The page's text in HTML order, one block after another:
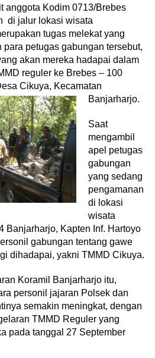
anggota Kodim 0713/Brebes
di jalur lokasi wisata
tugas melekat yang
petugas gabungan tersebut,
akan mereka hadapai dalam
reguler ke Brebes – 100
Cikuya, Kecamatan
Banjarharjo.
Saat
mengambil
apel petugas
gabungan
yang sedang
pengamanan
di lokasi
wisata
Banjarharjo, Kapten Inf. Hartoyo
gabungan tentang gawe
dihadapai, yakni TMMD Cikuya.
Koramil Banjarharjo itu,
personil jajaran Polsek dan
semakin meningkat, dengan
TMMD Reguler yang
pada tanggal 27 September